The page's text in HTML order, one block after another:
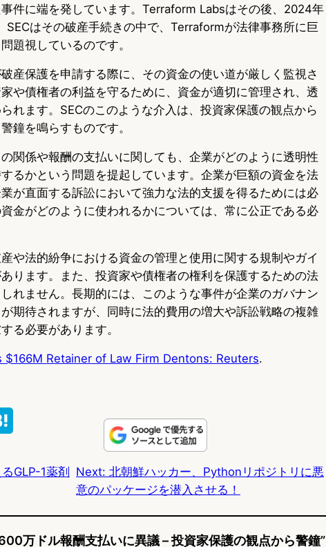
件に端を発しています。Terraform Labsはその後、2024年
SECはその破産手続きの中で、Terraformが法律事務所に巨
題視しているのです。
産保護を申請する際に、その資金の使い道が厳しく監視さ
や債権者の利益を守るために、資金が適切に管理され、透
れます。SECのこのような介入は、投資家保護の観点から
鐘を鳴らすものです。
関係や報酬の支払いに関しても、企業がどのように透明性
るかという問題を提起しています。企業が巨額の資金を法
が直面する訴訟において強力な法的支援を得るためには必
金がどのように使われるかについては、常に公正である必
や法的紛争における資金の管理と使用に関する規制やガイ
ります。また、投資家や債権者の権利を保護するための法
れません。長期的には、このような事件が企業のガバナン
期待されますが、同時に法的費用の増大や訴訟戦略の複雑
る必要があります。
$166M Retainer of Law Firm Dentons: Reuters.
t
GLP-1薬剤
Next: 北朝鮮ハッカー、Pythonリポジトリに悪
意のパッケージを潜入させる！
万ドル報酬支払いに異議 – 投資家保護の観点から警鐘”